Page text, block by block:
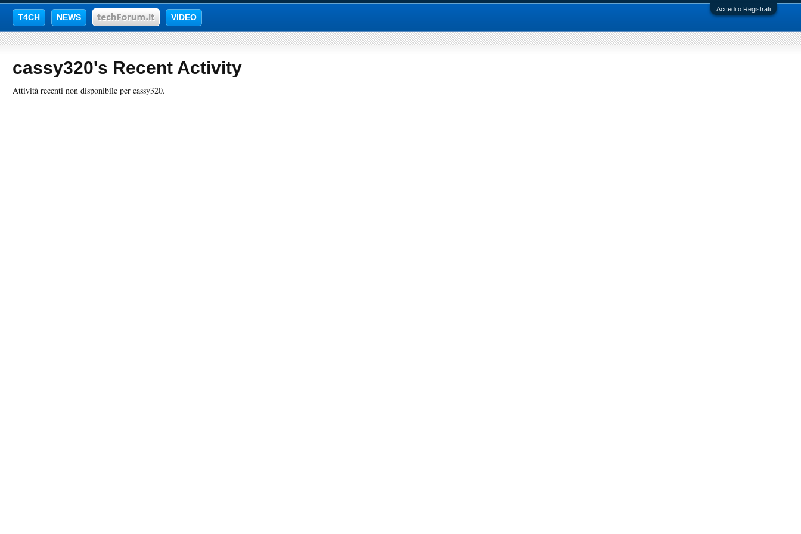
Accedi o Registrati
T4CH NEWS VIDEO
cassy320's Recent Activity
Attività recenti non disponibile per cassy320.